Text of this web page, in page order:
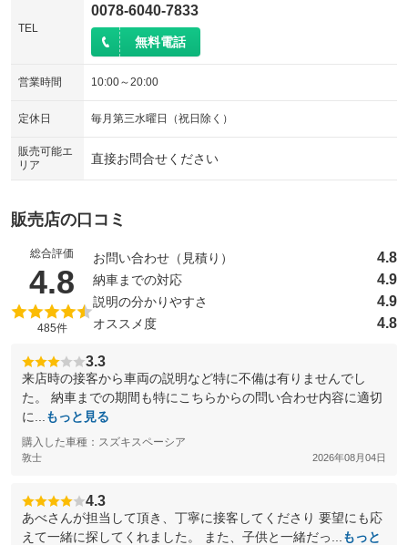
TEL
0078-6040-7833
無料電話
営業時間 10:00～20:00
定休日 毎月第三水曜日（祝日除く）
販売可能エ
リア
直接お問合せください
販売店の口コミ
総合評価
4.8 （5点満点中）
485件
お問い合わせ（見積り） 4.8
納車までの対応 4.9
説明の分かりやすさ 4.9
オススメ度 4.8
3.3
来店時の接客から車両の説明など特に不備は有りませんでし
た。 納車までの期間も特にこちらからの問い合わせ内容に適切
に...
もっと見る
購入した車種：スズキスペーシア
敦士 2026年08月04日
4.3
あべさんが担当して頂き、丁寧に接客してくださり 要望にも応
えて一緒に探してくれました。 また、子供と一緒だっ...
もっと